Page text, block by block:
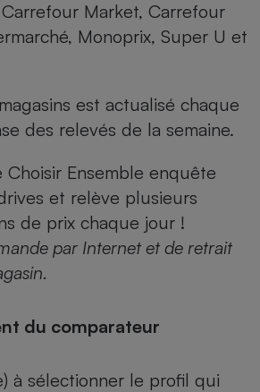
Market, Carrefour
Monoprix, Super U et
est actualisé chaque
des relevés de la semaine.
Choisir Ensemble enquête
et relève plusieurs
de prix chaque jour !
par Internet et de retrait
du comparateur
à sélectionner le profil qui